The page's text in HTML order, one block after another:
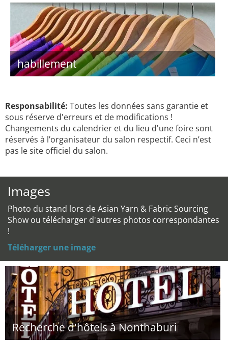
habillement
Responsabilité: Toutes les données sans garantie et
sous réserve d'erreurs et de modifications !
Changements du calendrier et du lieu d'une foire sont
réservés à l’organisateur du salon respectif. Ceci n’est
pas le site officiel du salon.
Images
Photo du stand lors de Asian Yarn & Fabric Sourcing
Show ou télécharger d'autres photos correspondantes
!
Téléharger une image
Recherche d'hôtels à Nonthaburi